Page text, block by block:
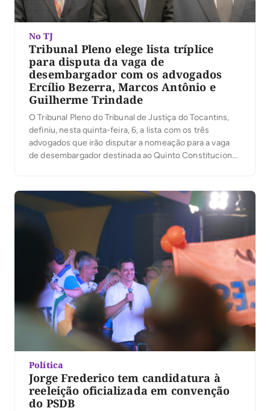
No TJ
Tribunal Pleno elege lista tríplice
para disputa da vaga de
desembargador com os advogados
Ercílio Bezerra, Marcos Antônio e
Guilherme Trindade
O Tribunal Pleno do Tribunal de Justiça do Tocantins,
definiu, nesta quinta-feira, 6, a lista com os três
advogados que irão disputar a nomeação para a vaga
de desembargador destinada ao Quinto Constitucional.
na abertura da votação, que da lista sêxtupla com […]
Política
Jorge Frederico tem candidatura à
reeleição oficializada em convenção
do PSDB